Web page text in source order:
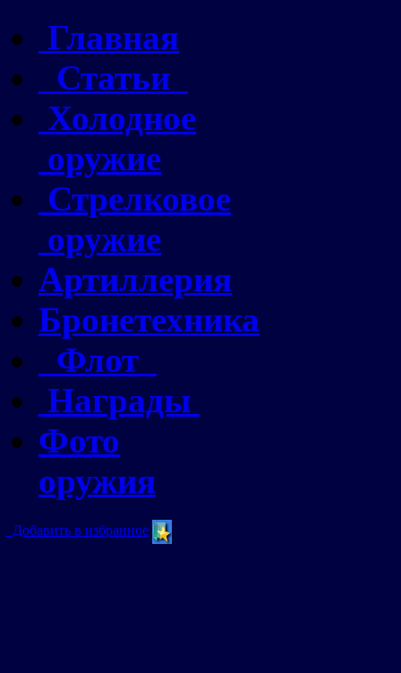
Главная
Статьи
Холодное
оружие
Стрелковое
оружие
Артиллерия
Бронетехника
Флот
Награды
Фото
оружия
Добавить в избранное